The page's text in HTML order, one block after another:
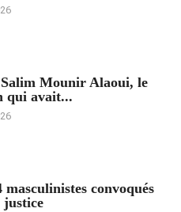
Mounir Alaoui, le
qui avait...
masculinistes convoqués
justice